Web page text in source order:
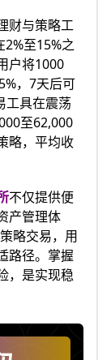
财与策略工
2%至15%之
户将1000
，7天后可
工具在震荡
至62,000
略，平均收
不仅提供便
产管理体
略交易，用
路径。掌握
，是实现稳